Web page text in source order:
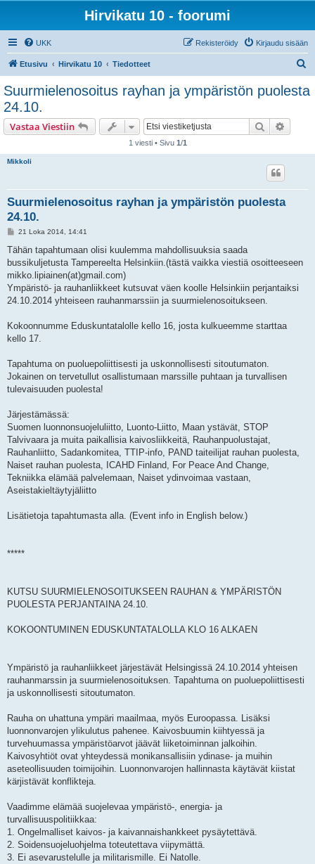
Hirvikatu 10 - foorumi
UKK Kirjaudu sisään
Rekisteröidy
Etusivu Hirvikatu 10 Tiedotteet
s
Suurmielenosoitus rayhan ja ympäristön puolesta
24.10.
Vastaa Viestiin Etsi
1 viesti • Sivu 1/1
Mikkoli
Suurmielenosoitus rayhan ja ympäristön puolesta
24.10.
V
e
t
i
21 Loka 2014, 14:41
Tähän tapahtumaan olisi kuulemma mahdollisuuksia saada
bussikuljetusta Tampereelta Helsinkiin.(tästä vaikka viestiä osoitteeseen
mikko.lipiainen(at)gmail.com)
Ympäristö- ja rauhanliikkeet kutsuvat väen koolle Helsinkiin perjantaiksi
24.10.2014 yhteiseen rauhanmarssiin ja suurmielenosoitukseen.
Kokoonnumme Eduskuntatalolle kello 16, josta kulkueemme starttaa
kello 17.
Tapahtuma on puoluepoliittisesti ja uskonnollisesti sitoutumaton.
Jokainen on tervetullut osallistumaan marssille puhtaan ja turvallisen
tulevaisuuden puolesta!
Järjestämässä:
Suomen luonnonsuojeluliitto, Luonto-Liitto, Maan ystävät, STOP
Talvivaara ja muita paikallisia kaivosliikkeitä, Rauhanpuolustajat,
Rauhanliitto, Sadankomitea, TTIP-info, PAND taiteilijat rauhan puolesta,
Naiset rauhan puolesta, ICAHD Finland, For Peace And Change,
Tekniikka elämää palvelemaan, Naiset ydinvoimaa vastaan,
Aseistakieltäytyjäliitto
Lisätietoja tapahtumasta alla. (Event info in English below.)
*****
KUTSU SUURMIELENOSOITUKSEEN RAUHAN & YMPÄRISTÖN
PUOLESTA PERJANTAINA 24.10.
KOKOONTUMINEN EDUSKUNTATALOLLA KLO 16 ALKAEN
Ympäristö ja rauhanliikkeet järjestävät Helsingissä 24.10.2014 yhteisen
rauhanmarssin ja suurmielenosoituksen. Tapahtuma on puoluepoliittisesti
ja uskonnollisesti sitoutumaton.
Rauha on uhattuna ympäri maailmaa, myös Euroopassa. Lisäksi
luonnonvarojen ylikulutus pahenee. Kaivosbuumin kiihtyessä ja
turvehuumassa ympäristöarvot jäävät liiketoiminnan jalkoihin.
Kaivosyhtiöt ovat yhteydessä monikansallisiin ydinase- ja muihin
aseteollisuuden toimijoihin. Luonnonvarojen hallinnasta käytävät kiistat
kärjistävät konflikteja.
Vaadimme elämää suojelevaa ympäristö-, energia- ja
turvallisuuspolitiikkaa:
1. Ongelmalliset kaivos- ja kaivannaishankkeet pysäytettävä.
2. Soidensuojeluohjelma toteutettava viipymättä.
3. Ei asevarustelulle ja militarismille. Ei Natolle.